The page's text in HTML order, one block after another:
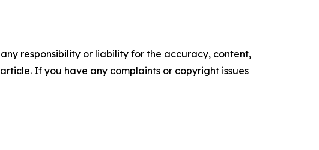
responsibility or liability for the accuracy, content,
If you have any complaints or copyright issues